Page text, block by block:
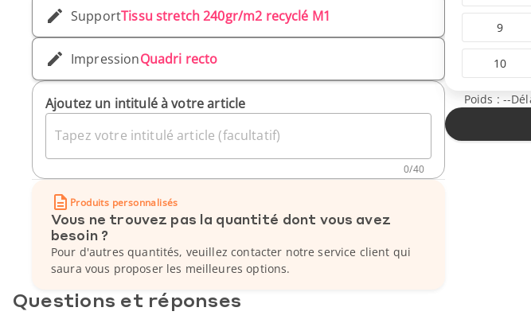
SupportTissu stretch 240gr/m2 recyclé M1
ImpressionQuadri recto
Ajoutez un intitulé à votre article
Tapez votre intitulé article (facultatif)
0/40
Produits personnalisés
Vous ne trouvez pas la quantité dont vous avez
besoin ?
Pour d'autres quantités, veuillez contacter notre service client qui
saura vous proposer les meilleures options.
9
10
Poids : --
Questions et réponses